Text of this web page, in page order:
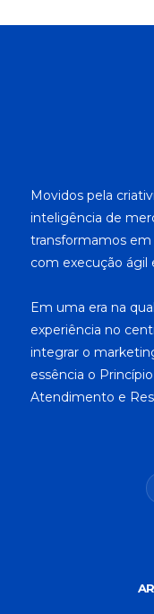
Movidos pela
inteligência de
transformamos
com execução ágil
Em uma era na
experiência no
integrar o
essência o
Atendimento e